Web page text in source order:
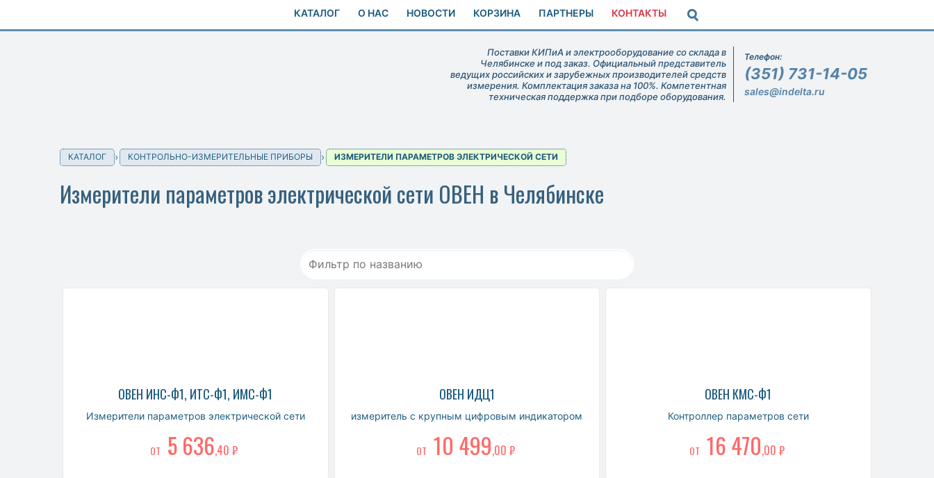
КАТАЛОГ О НАС НОВОСТИ КОРЗИНА ПАРТНЕРЫ КОНТАКТЫ
Поставки КИПиА и электрооборудование со склада в
Челябинске и под заказ. Официальный представитель
ведущих российских и зарубежных производителей средств
измерения. Комплектация заказа на 100%. Компетентная
техническая поддержка при подборе оборудования.
Телефон:
(351) 731-14-05
sales@indelta.ru
КАТАЛОГ КОНТРОЛЬНО-ИЗМЕРИТЕЛЬНЫЕ ПРИБОРЫ ИЗМЕРИТЕЛИ ПАРАМЕТРОВ ЭЛЕКТРИЧЕСКОЙ СЕТИ
Измерители параметров электрической сети ОВЕН в Челябинске
ОВЕН ИНС-Ф1, ИТС-Ф1, ИМС-Ф1
Измерители параметров электрической сети
ОТ 5 636,40 ₽
ОВЕН ИДЦ1
измеритель с крупным цифровым индикатором
ОТ 10 499,00 ₽
ОВЕН КМС-Ф1
Контроллер параметров сети
ОТ 16 470,00 ₽